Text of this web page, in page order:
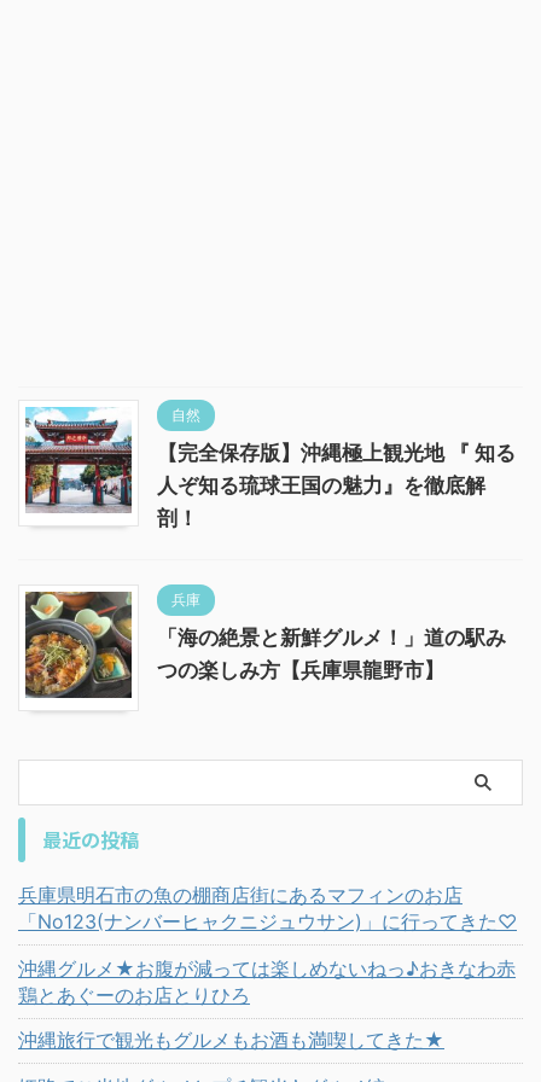
自然
【完全保存版】沖縄極上観光地 『 知る
人ぞ知る琉球王国の魅力』を徹底解
剖！
兵庫
「海の絶景と新鮮グルメ！」道の駅み
つの楽しみ方【兵庫県龍野市】
最近の投稿
兵庫県明石市の魚の棚商店街にあるマフィンのお店
「No123(ナンバーヒャクニジュウサン)」に行ってきた♡
沖縄グルメ★お腹が減っては楽しめないねっ♪おきなわ赤
鶏とあぐーのお店とりひろ
沖縄旅行で観光もグルメもお酒も満喫してきた★